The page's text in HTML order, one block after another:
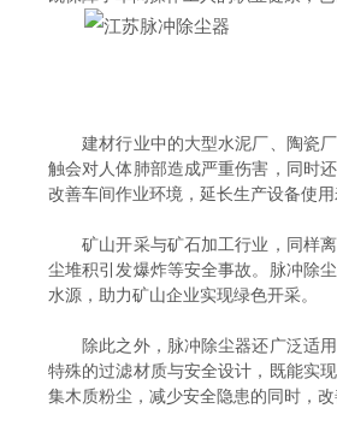
建材行业中的大型水泥厂、陶瓷厂
触会对人体肺部造成严重伤害，同时
改善车间作业环境，延长生产设备使
矿山开采与矿石加工行业，同样离
尘堆积引发爆炸等安全事故。脉冲除
水源，助力矿山企业实现绿色开采。
除此之外，脉冲除尘器还广泛适用
特殊的过滤材质与安全设计，既能实
集木质粉尘，减少安全隐患的同时，